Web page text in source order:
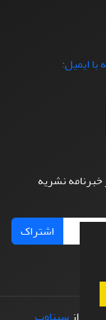
ایمیل:
نشریه
اشتراک